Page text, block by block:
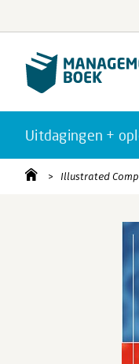
Uitdagingen +
Illustrated